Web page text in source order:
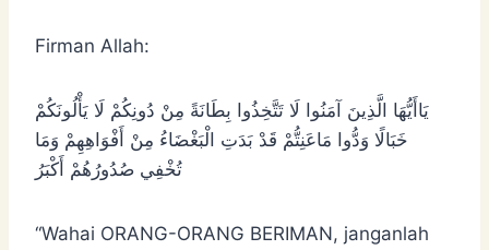
Firman Allah:
يَاأَيُّهَا الَّذِينَ آمَنُوا لَا تَتَّخِذُوا بِطَانَةً مِنْ دُونِكُمْ لَا يَأْلُونَكُمْ
خَبَالًا وَدُّوا مَاعَنِتُّمْ قَدْ بَدَتِ الْبَغْضَاءُ مِنْ أَفْوَاهِهِمْ وَمَا
تُخْفِي صُدُورُهُمْ أَكْبَرُ
“Wahai ORANG-ORANG BERIMAN, janganlah